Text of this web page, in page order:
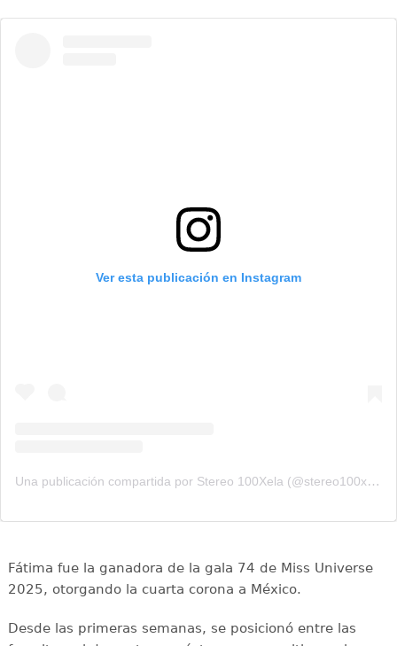
Ver esta publicación en Instagram
Una publicación compartida por Stereo 100Xela (@stereo100xela)
Fátima fue la ganadora de la gala 74 de Miss Universe
2025, otorgando la cuarta corona a México.
Desde las primeras semanas, se posicionó entre las